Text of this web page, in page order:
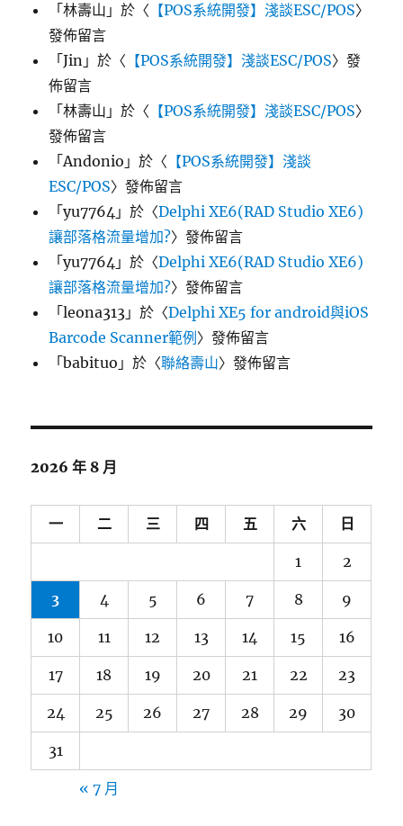
「林壽山 」於〈 【POS系統開發】淺談ESC/POS〉
發佈留言
「Jin 」於〈 【POS系統開發】淺談ESC/POS〉發
佈留言
「林壽山 」於〈 【POS系統開發】淺談ESC/POS〉
發佈留言
「Andonio 」於〈 【POS系統開發】淺談
ESC/POS〉發佈留言
「yu7764 」於〈Delphi XE6(RAD Studio XE6)
讓部落格流量增加?〉發佈留言
「yu7764 」於〈Delphi XE6(RAD Studio XE6)
讓部落格流量增加?〉發佈留言
「leona313 」於〈Delphi XE5 for android與iOS
Barcode Scanner範例 〉發佈留言
「babituo 」於〈聯絡壽山〉發佈留言
2026 年 8 月
一 二 三 四 五 六 日
1 2
3 4 5 6 7 8 9
10 11 12 13 14 15 16
17 18 19 20 21 22 23
24 25 26 27 28 29 30
31
« 7 月